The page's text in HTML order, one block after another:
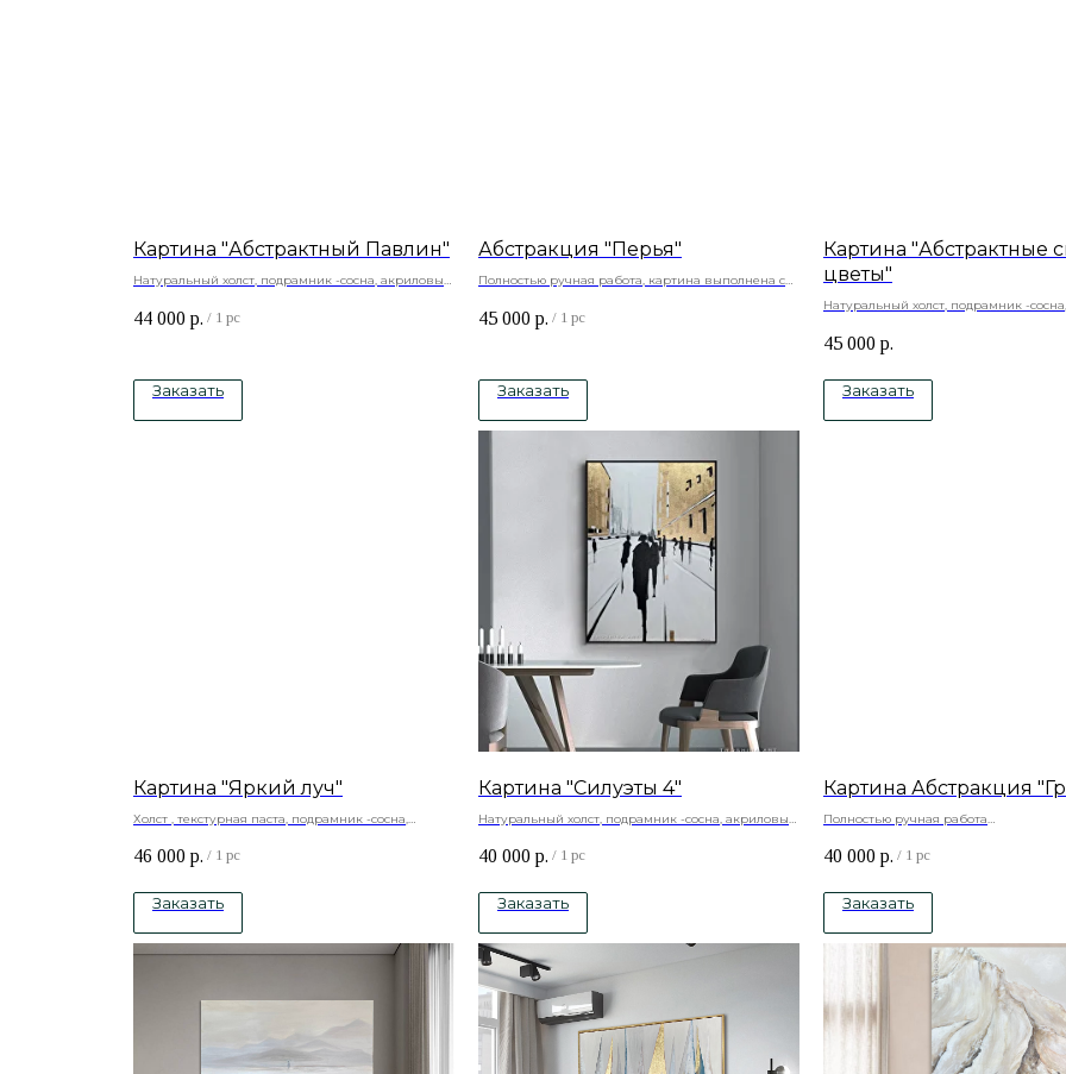
Картина "Абстрактный Павлин"
Натуральный холст, подрамник -сосна, акриловые
44 000 р. / 1 pc
Заказать
Абстракция "Перья"
Полностью ручная работа, картина выполнена с
Натуральный холст, подрамник -сосна, акриловые
45 000 р. / 1 pc
Заказать
Картина "Абстрактные
цветы"
Натуральный холст, подрамник -
45 000 р.
Заказать
Картина "Яркий луч"
Холст , текстурная паста, подрамник -сосна,
Под заказ любые размеры
46 000 р. / 1 pc
Заказать
Картина "Силуэты 4"
Натуральный холст, подрамник -сосна, акриловые
40 000 р. / 1 pc
Заказать
Картина Абстракция
Полностью ручная работа
краски
40 000 р. / 1 pc
Заказать